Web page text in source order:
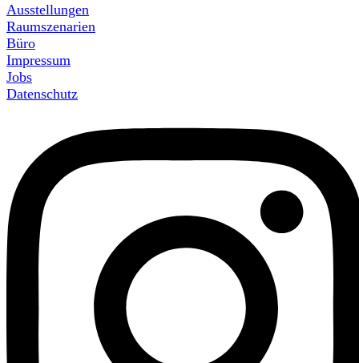
Ausstellungen
Raumszenarien
Büro
Impressum
Jobs
Datenschutz